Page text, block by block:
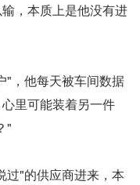
，本质上是他没有进
"，他每天被车间数据
里可能装着另一件
"
过"的供应商进来，本